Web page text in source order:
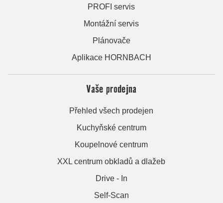
PROFI servis
Montážní servis
Plánovače
Aplikace HORNBACH
Vaše prodejna
Přehled všech prodejen
Kuchyňské centrum
Koupelnové centrum
XXL centrum obkladů a dlažeb
Drive - In
Self-Scan